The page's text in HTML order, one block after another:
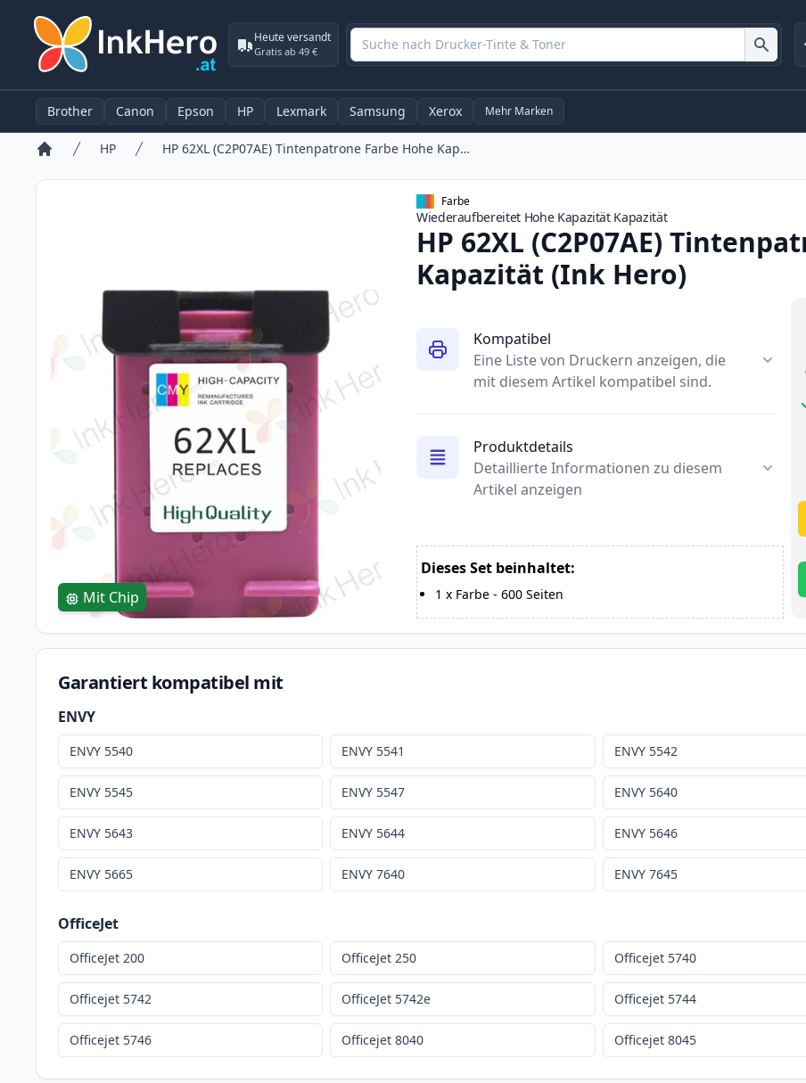
Heute versandt
Gratis ab 49 €
Brother Canon Epson HP Lexmark Samsung Xerox Mehr Marken
HP HP 62XL (C2P07AE) Tintenpatrone Farbe Hohe Kapazität (Ink Hero)
Mit Chip
Farbe
Wiederaufbereitet Hohe Kapazität Kapazität
HP 62XL (C2P07AE)
Kapazität (Ink Hero)
Kompatibel
Eine Liste von Druckern anzeigen, die
mit diesem Artikel kompatibel sind.
Produktdetails
Detaillierte Informationen zu diesem
Artikel anzeigen
Dieses Set beinhaltet:
1 x Farbe- 600 Seiten
Garantiert kompatibel mit
ENVY
ENVY 5540 ENVY 5541 ENVY 5542
ENVY 5545 ENVY 5547 ENVY 5640
ENVY 5643 ENVY 5644 ENVY 5646
ENVY 5665 ENVY 7640 ENVY 7645
OfficeJet
OfficeJet 200 OfficeJet 250 Officejet 5740
Officejet 5742 OfficeJet 5742e Officejet 5744
Officejet 5746 Officejet 8040 Officejet 8045